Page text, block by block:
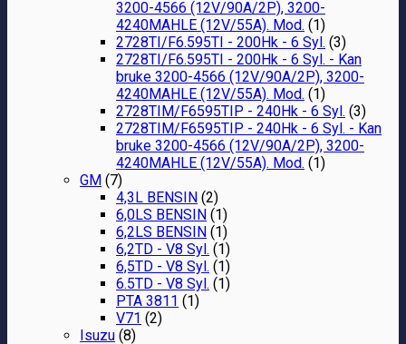
3200-4566 (12V/90A/2P), 3200-
4240MAHLE (12V/55A). Mod. (1)
2728TI/F6.595TI - 200Hk - 6 Syl. (3)
2728TI/F6.595TI - 200Hk - 6 Syl. - Kan
bruke 3200-4566 (12V/90A/2P), 3200-
4240MAHLE (12V/55A). Mod. (1)
2728TIM/F6595TIP - 240Hk - 6 Syl. (3)
2728TIM/F6595TIP - 240Hk - 6 Syl. - Kan
bruke 3200-4566 (12V/90A/2P), 3200-
4240MAHLE (12V/55A). Mod. (1)
GM (7)
4,3L BENSIN (2)
6,0LS BENSIN (1)
6,2LS BENSIN (1)
6,2TD - V8 Syl. (1)
6,5TD - V8 Syl. (1)
6.5TD - V8 Syl. (1)
PTA 3811 (1)
V71 (2)
Isuzu (8)